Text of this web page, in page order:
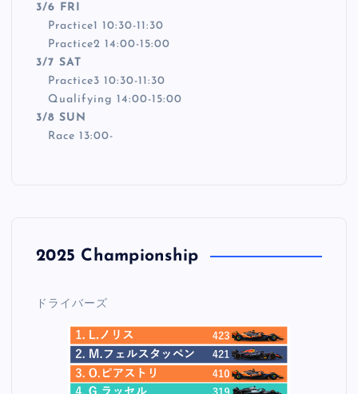
3/6 FRI
Practice1 10:30-11:30
Practice2 14:00-15:00
3/7 SAT
Practice3 10:30-11:30
Qualifying 14:00-15:00
3/8 SUN
Race 13:00-
2025 Championship
ドライバーズ